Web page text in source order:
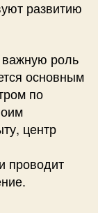
развитию
роль
основным
по
центр
проводит